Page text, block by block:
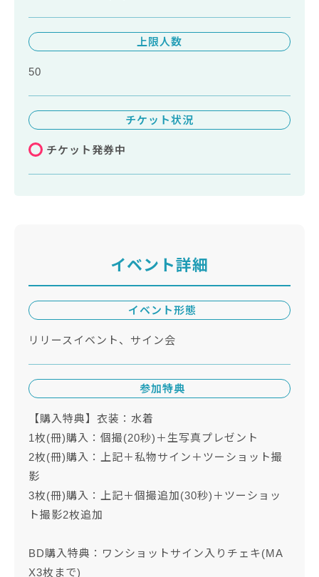
上限人数
50
チケット状況
チケット発券中
イベント詳細
イベント形態
リリースイベント、サイン会
参加特典
【購入特典】衣装：水着
1枚(冊)購入：個撮(20秒)＋生写真プレゼント
2枚(冊)購入：上記＋私物サイン＋ツーショット撮
影
3枚(冊)購入：上記＋個撮追加(30秒)＋ツーショッ
ト撮影2枚追加
BD購入特典：ワンショットサイン入りチェキ(MA
X3枚まで)